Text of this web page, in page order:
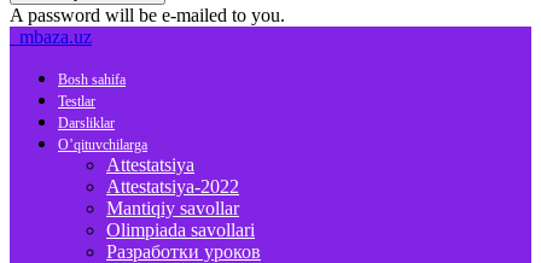
A password will be e-mailed to you.
mbaza.uz
Bosh sahifa
Testlar
Darsliklar
O’qituvchilarga
Attestatsiya
Attestatsiya-2022
Mantiqiy savollar
Olimpiada savollari
Разработки уроков